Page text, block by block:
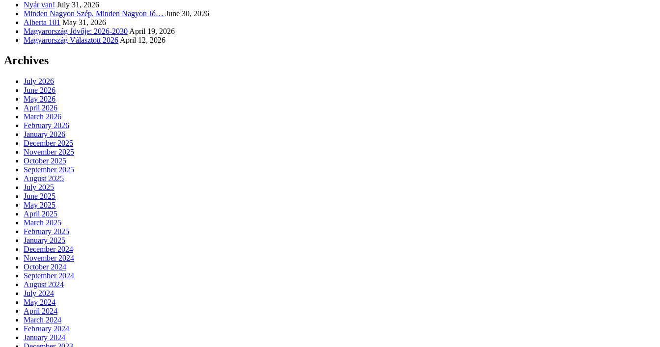
Nyár van! July 31, 2026
Minden Nagyon Szép, Minden Nagyon Jó… June 30, 2026
Alberta 101 May 31, 2026
Magyarország Jövője: 2026-2030 April 19, 2026
Magyarország Választott 2026 April 12, 2026
Archives
July 2026
June 2026
May 2026
April 2026
March 2026
February 2026
January 2026
December 2025
November 2025
October 2025
September 2025
August 2025
July 2025
June 2025
May 2025
April 2025
March 2025
February 2025
January 2025
December 2024
November 2024
October 2024
September 2024
August 2024
July 2024
May 2024
April 2024
March 2024
February 2024
January 2024